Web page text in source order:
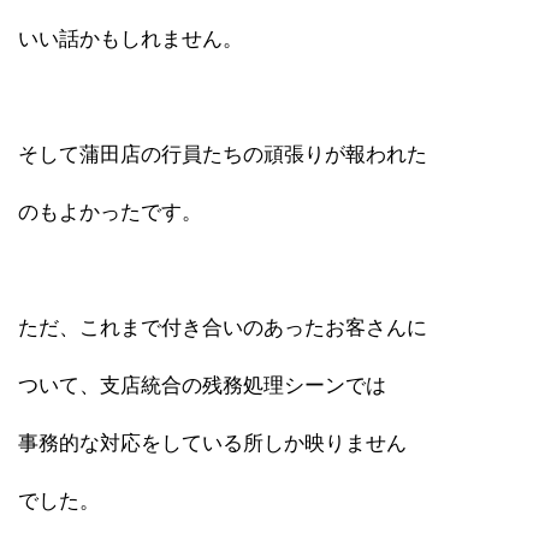
いい話かもしれません。
そして蒲田店の行員たちの頑張りが報われた
のもよかったです。
ただ、これまで付き合いのあったお客さんに
ついて、支店統合の残務処理シーンでは
事務的な対応をしている所しか映りません
でした。